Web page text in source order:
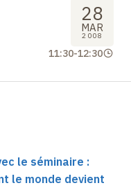
28
MAR
2008
11:30-12:30
le séminaire :
le monde devient